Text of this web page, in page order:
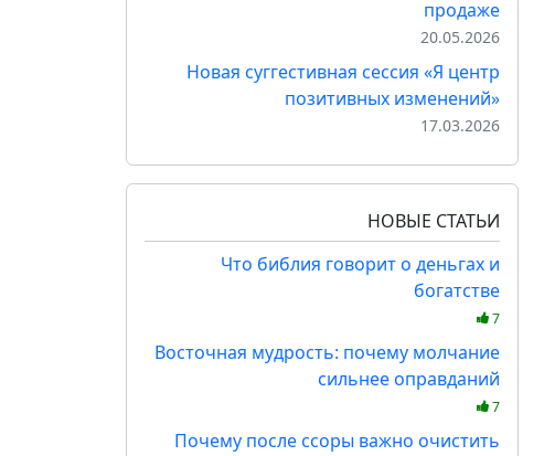
продаже
20.05.2026
Новая суггестивная сессия «Я центр
позитивных изменений»
17.03.2026
НОВЫЕ СТАТЬИ
Что библия говорит о деньгах и
богатстве
7
Восточная мудрость: почему молчание
сильнее оправданий
7
Почему после ссоры важно очистить